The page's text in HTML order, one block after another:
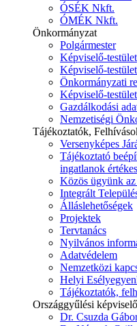
ÓSÉK Nkft.
ÓMÉK Nkft.
Önkormányzat
Polgármester
Képviselő-testület
Képviselő-
Önkormányzati
Képviselő-
Gazdálkodási
Nemzetiségi
Tájékoztatók,
Versenyképes
Tájékoztató
ingatlanok
Közös ügyünk
Integrált
Álláslehetőségek
Projektek
Tervtanács
Nyilvános
Adatvédelem
Nemzetközi
Helyi
Tájékoztatók,
Országgyűlési képviselő
Dr. Csuzda